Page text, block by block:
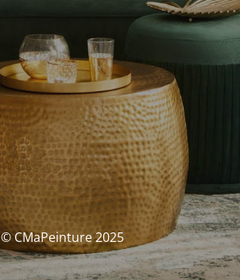
© CMaPeinture 2025